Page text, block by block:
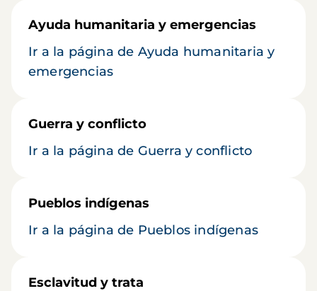
Ayuda humanitaria y emergencias
Ir a la página de Ayuda humanitaria y
emergencias
Guerra y conflicto
Ir a la página de Guerra y conflicto
Pueblos indígenas
Ir a la página de Pueblos indígenas
Esclavitud y trata